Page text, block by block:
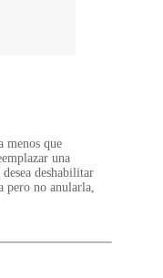
menos que
una
deshabilitar
pero no anularla,